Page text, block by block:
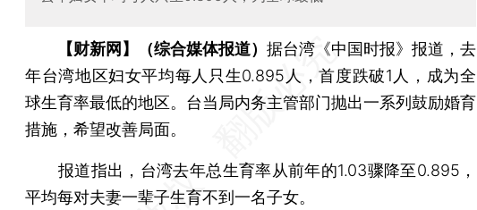
【财新网】（综合媒体报道） 据台湾《中国时报》报道，去
年台湾地区妇女平均每人只生0.895人，首度跌破1人，成为全
球生育率最低的地区。台当局内务主管部门抛出一系列鼓励婚育
措施，希望改善局面。
报道指出，台湾去年总生育率从前年的1.03骤降至0.895，
平均每对夫妻一辈子生育不到一名子女。